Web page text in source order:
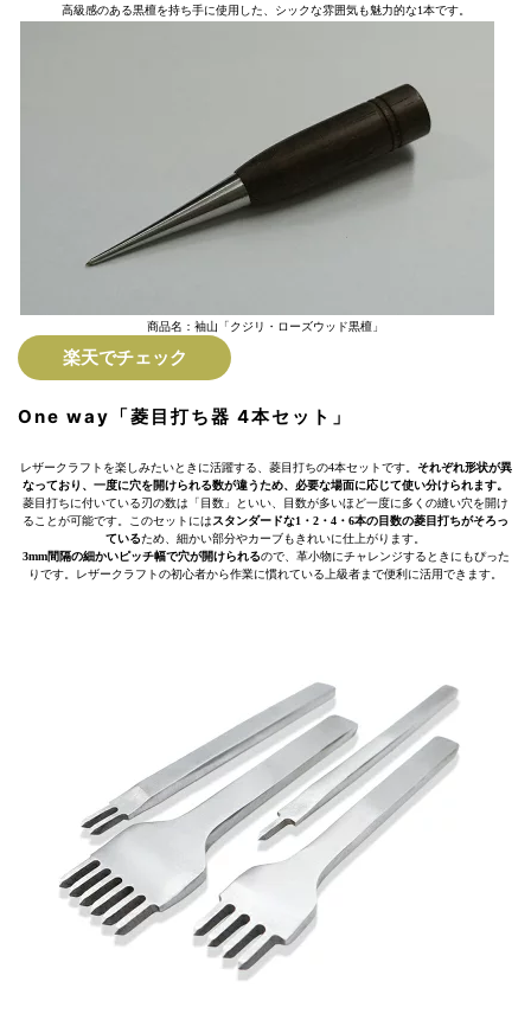
高級感のある黒檀を持ち手に使用した、シックな雰囲気も魅力的な1本です。
商品名：袖山「クジリ・ローズウッド黒檀」
楽天でチェック
One way「菱目打ち器 4本セット」
レザークラフトを楽しみたいときに活躍する、菱目打ちの4本セットです。 それぞれ形状が異
なっており、一度に穴を開けられる数が違うため、必要な場面に応じて使い分けられます。
菱目打ちに付いている刃の数は「目数」といい、目数が多いほど一度に多くの縫い穴を開け
ることが可能です。このセットにはスタンダードな1・2・4・6本の目数の菱目打ちがそろっ
ているため、細かい部分やカーブもきれいに仕上がります。
3mm間隔の細かいピッチ幅で穴が開けられるので、革小物にチャレンジするときにもぴった
りです。レザークラフトの初心者から作業に慣れている上級者まで便利に活用できます。